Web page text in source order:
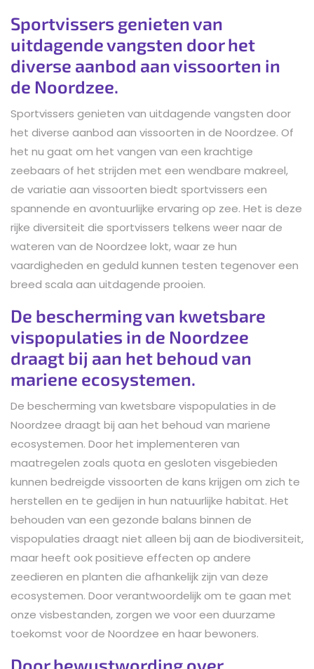
Sportvissers genieten van
uitdagende vangsten door het
diverse aanbod aan vissoorten in
de Noordzee.
Sportvissers genieten van uitdagende vangsten door
het diverse aanbod aan vissoorten in de Noordzee. Of
het nu gaat om het vangen van een krachtige
zeebaars of het strijden met een wendbare makreel,
de variatie aan vissoorten biedt sportvissers een
spannende en avontuurlijke ervaring op zee. Het is deze
rijke diversiteit die sportvissers telkens weer naar de
wateren van de Noordzee lokt, waar ze hun
vaardigheden en geduld kunnen testen tegenover een
breed scala aan uitdagende prooien.
De bescherming van kwetsbare
vispopulaties in de Noordzee
draagt bij aan het behoud van
mariene ecosystemen.
De bescherming van kwetsbare vispopulaties in de
Noordzee draagt bij aan het behoud van mariene
ecosystemen. Door het implementeren van
maatregelen zoals quota en gesloten visgebieden
kunnen bedreigde vissoorten de kans krijgen om zich te
herstellen en te gedijen in hun natuurlijke habitat. Het
behouden van een gezonde balans binnen de
vispopulaties draagt niet alleen bij aan de biodiversiteit,
maar heeft ook positieve effecten op andere
zeedieren en planten die afhankelijk zijn van deze
ecosystemen. Door verantwoordelijk om te gaan met
onze visbestanden, zorgen we voor een duurzame
toekomst voor de Noordzee en haar bewoners.
Door bewustwording over